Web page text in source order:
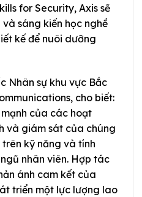
for Security, Axis sẽ
sáng kiến học nghề
kế để nuôi dưỡng
Nhân sự khu vực Bắc
cho biết:
của các hoạt
và giám sát của chúng
kỹ năng và tính
nhân viên. Hợp tác
ánh cam kết của
triển một lực lượng lao